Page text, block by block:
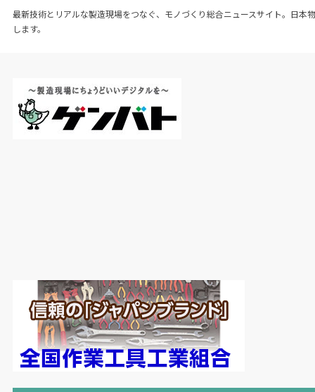
最新技術とリアルな製造現場をつなぐ、モノづくり総合ニュースサイト。日本
します。